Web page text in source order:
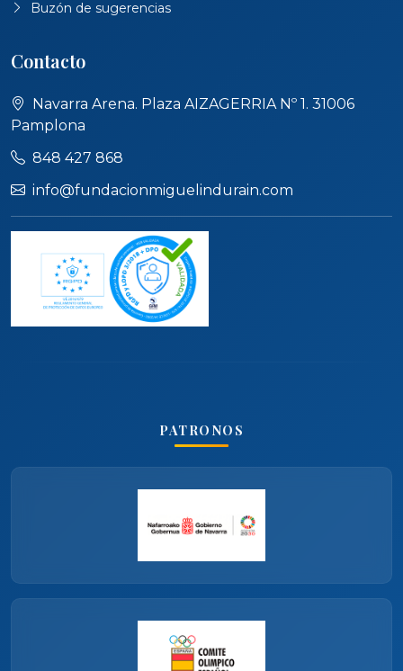
Buzón de sugerencias
Contacto
Navarra Arena. Plaza AIZAGERRIA Nº 1. 31006
Pamplona
848 427 868
info@fundacionmiguelindurain.com
PATRONOS